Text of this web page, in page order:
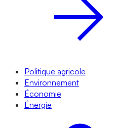
Politique agricole
Environnement
Économie
Énergie